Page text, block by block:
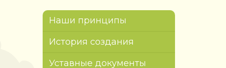
Наши принципы
История создания
Уставные документы